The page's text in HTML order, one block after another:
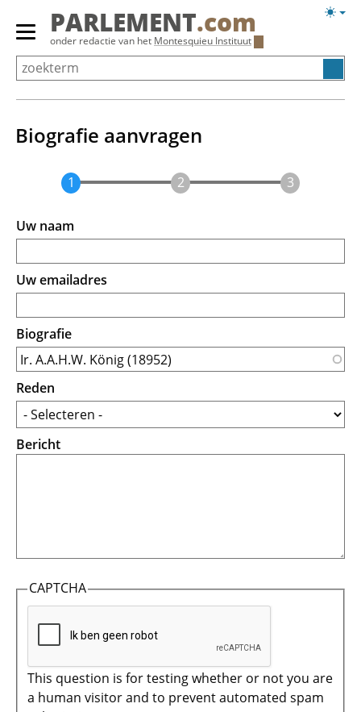
Overslaan
Primair
menu
tonen/verbergen
PARLEMENT.com
onder redactie van het Montesquieu Instituut
Biografie aanvragen
Uw naam
Uw emailadres
Biografie
Reden
Bericht
CAPTCHA
This question is for testing whether or not you are
a human visitor and to prevent automated spam